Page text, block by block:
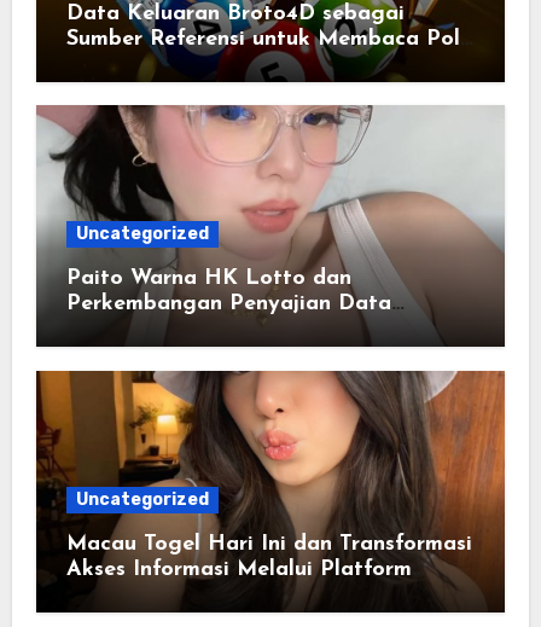
Data Keluaran Broto4D sebagai
Sumber Referensi untuk Membaca Pola
Statistik
Uncategorized
Paito Warna HK Lotto dan
Perkembangan Penyajian Data
Berbasis Warna
Uncategorized
Macau Togel Hari Ini dan Transformasi
Akses Informasi Melalui Platform
Digital Modern